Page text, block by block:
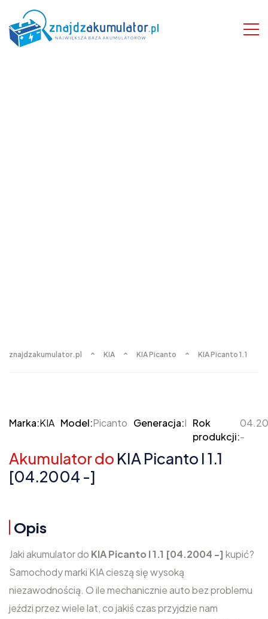
znajdzakumulator.pl KIA KIA Picanto KIA Picanto 1.1
Marka:KIA Model:Picanto Generacja:I Rok
produkcji:-
Akumulator do KIA Picanto I 1.1
[04.2004 -]
Opis
Jaki akumulator do KIA Picanto I 1.1 [04.2004 -] kupić?
Samochody marki KIA cieszą się wysoką
niezawodnością. O ile mechanicznie auto bez problemu
jeździ przez wiele lat, co jakiś czas przyjdzie nam